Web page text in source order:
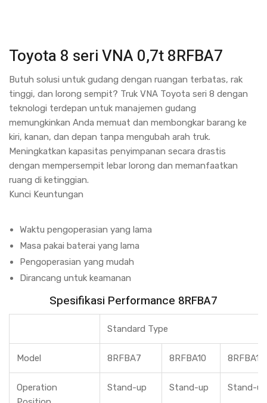
Toyota 8 seri VNA 0,7t 8RFBA7
Butuh solusi untuk gudang dengan ruangan terbatas, rak
tinggi, dan lorong sempit? Truk VNA Toyota seri 8 dengan
teknologi terdepan untuk manajemen gudang
memungkinkan Anda memuat dan membongkar barang ke
kiri, kanan, dan depan tanpa mengubah arah truk.
Meningkatkan kapasitas penyimpanan secara drastis
dengan mempersempit lebar lorong dan memanfaatkan
ruang di ketinggian.
Kunci Keuntungan
Waktu pengoperasian yang lama
Masa pakai baterai yang lama
Pengoperasian yang mudah
Dirancang untuk keamanan
Spesifikasi Performance 8RFBA7
Standard Type
Model 8RFBA7 8RFBA10 8RFBA12
Operation
Stand-up Stand-up Stand-up
(81)